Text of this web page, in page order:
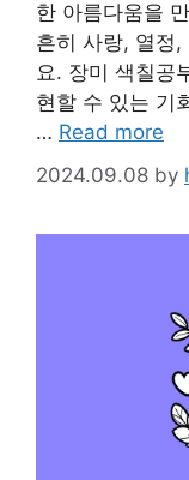
한 아름다움을
흔히 사랑, 열정,
요. 장미 색칠공
현할 수 있는 기
… Read more
2024.09.08 by